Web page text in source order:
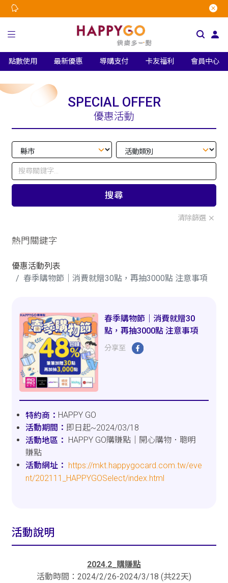
點數使用 最新優惠 導購支付 卡友福利 會員中心
SPECIAL OFFER
優惠活動
搜尋
清除篩選
熱門關鍵字
優惠活動列表
春季購物節｜消費就贈30點，再抽3000點 注意事項
春季購物節｜消費就贈30
點，再抽3000點 注意事項
分享至
HAPPY GO
即日起~2024/03/18
HAPPY GO購賺點｜開心購物．聰明
賺點
https://mkt.happygocard.com.tw/eve
nt/202111_HAPPYGOSelect/index.html
活動說明
2024.2_ 購賺點
活動時間：2024/2/26-2024/3/18 (共22天)